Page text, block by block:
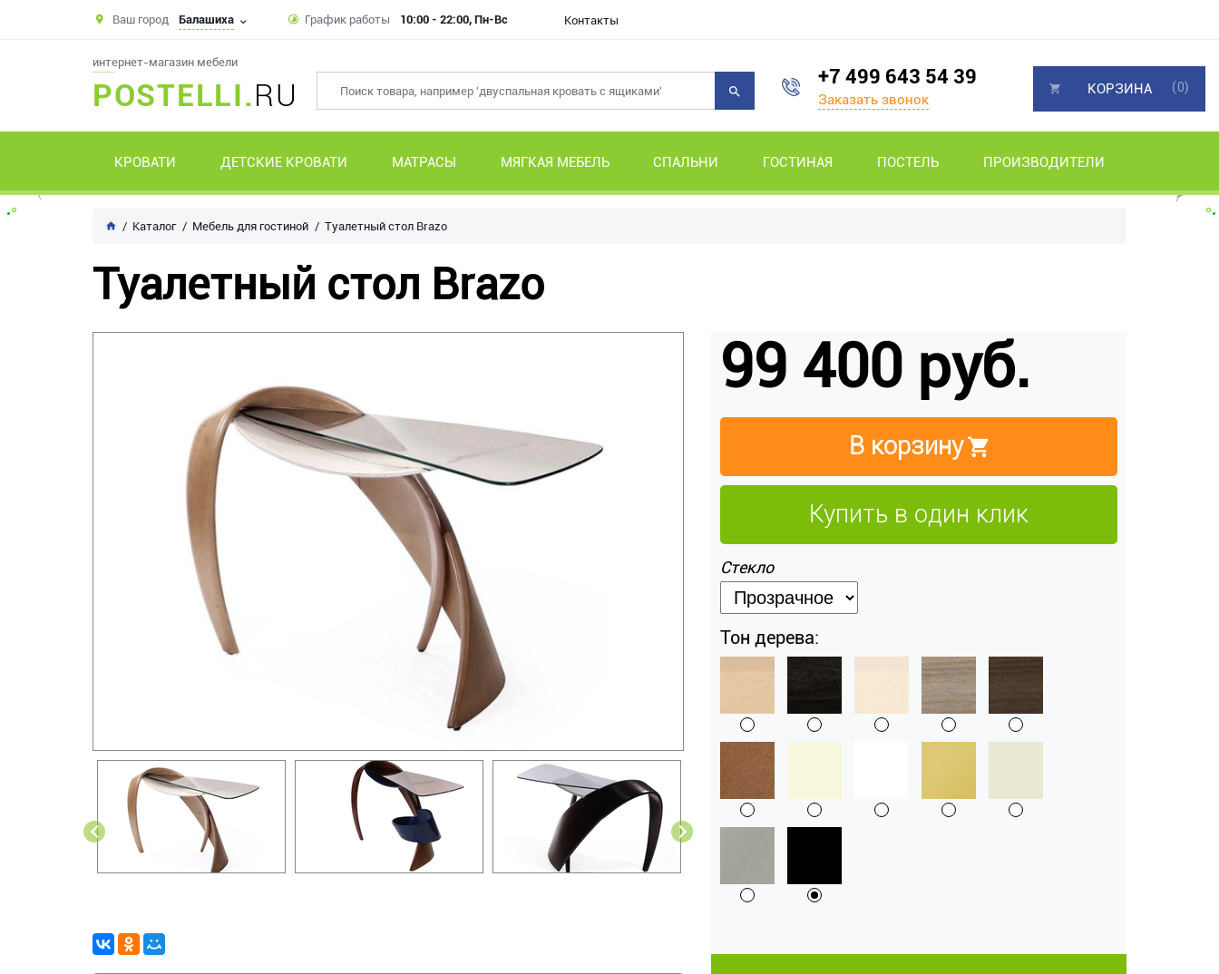
Ваш город Балашиха График работы 10:00 - 22:00, Пн-Вс Контакты
интернет-магазин мебели
POSTELLI.RU
+7 499 643 54 39
Заказать звонок
КРОВАТИ ДЕТСКИЕ КРОВАТИ МАТРАСЫ МЯГКАЯ МЕБЕЛЬ СПАЛЬНИ ГОСТИНАЯ ПОСТЕЛЬ ПРОИЗВОДИТЕЛИ
КОРЗИНА (0)
Каталог Мебель для гостиной Туалетный стол Brazo
Туалетный стол Brazo
99 400 руб.
В корзину
Купить в один клик
Стекло
Тон дерева: